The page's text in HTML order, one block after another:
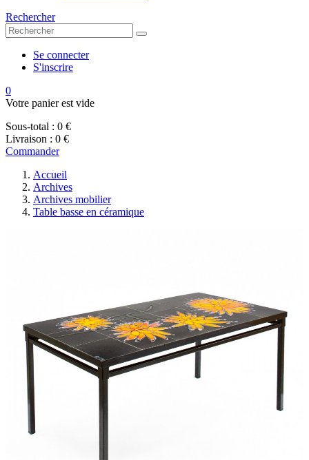
Rechercher
Se connecter
S'inscrire
0
Votre panier est vide
Sous-total : 0 €
Livraison : 0 €
Commander
Accueil
Archives
Archives mobilier
Table basse en céramique